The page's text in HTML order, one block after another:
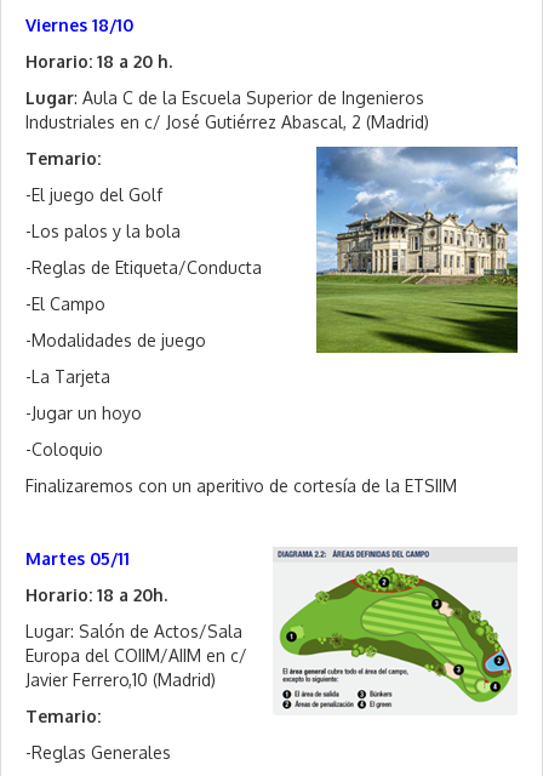
Viernes 18/10
Horario: 18 a 20 h.
Lugar: Aula C de la Escuela Superior de Ingenieros
Industriales en c/ José Gutiérrez Abascal, 2 (Madrid)
Temario:
-El juego del Golf
-Los palos y la bola
-Reglas de Etiqueta/Conducta
-El Campo
-Modalidades de juego
-La Tarjeta
-Jugar un hoyo
-Coloquio
Finalizaremos con un aperitivo de cortesía de la ETSIIM
Martes 05/11
Horario: 18 a 20h.
Lugar: Salón de Actos/Sala
Europa del COIIM/AIIM en c/
Javier Ferrero,10 (Madrid)
Temario:
-Reglas Generales